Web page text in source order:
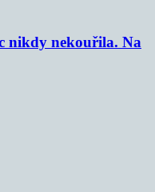
nikdy nekouřila. Na